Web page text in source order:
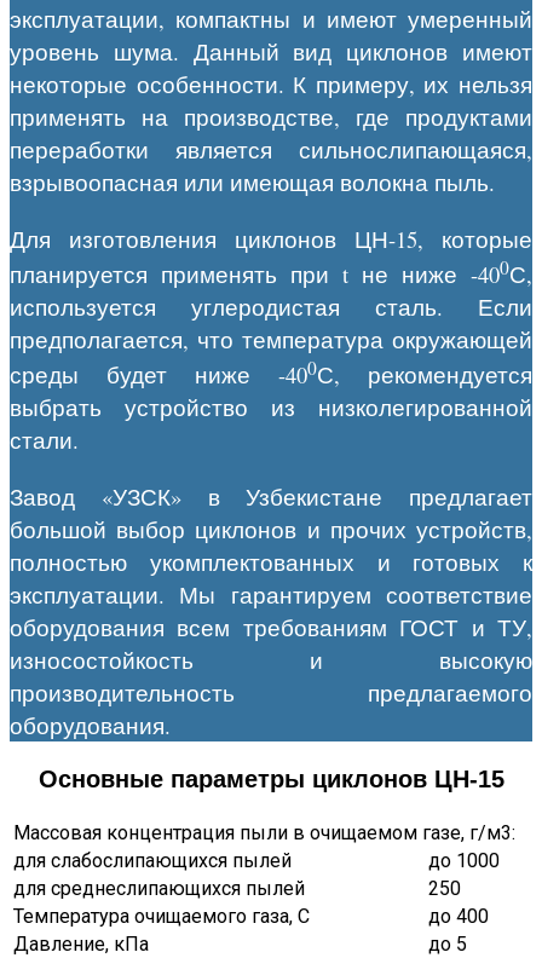
эксплуатации, компактны и имеют умеренный
уровень шума. Данный вид циклонов имеют
некоторые особенности. К примеру, их нельзя
применять на производстве, где продуктами
переработки является сильнослипающаяся,
взрывоопасная или имеющая волокна пыль.
Для изготовления циклонов ЦН-15, которые
планируется применять при t не ниже -400С,
используется углеродистая сталь. Если
предполагается, что температура окружающей
среды будет ниже -400С, рекомендуется
выбрать устройство из низколегированной
стали.
Завод «УЗСК» в Узбекистане предлагает
большой выбор циклонов и прочих устройств,
полностью укомплектованных и готовых к
эксплуатации. Мы гарантируем соответствие
оборудования всем требованиям ГОСТ и ТУ,
износостойкость и высокую
производительность предлагаемого
оборудования.
Основные параметры циклонов ЦН-15
Массовая концентрация пыли в очищаемом газе, г/м3:
для слабослипающихся пылей
до 1000
для среднеслипающихся пылей
250
Температура очищаемого газа, С
до 400
Давление, кПа
до 5